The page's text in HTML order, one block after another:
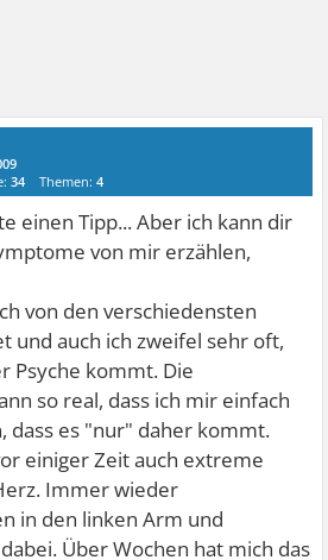
34 Themen:4
einen Tipp... Aber ich kann dir
von mir erzählen,
von den verschiedensten
und auch ich zweifel sehr oft,
Psyche kommt. Die
so real, dass ich mir einfach
dass es "nur" daher kommt.
einiger Zeit auch extreme
Immer wieder
in den linken Arm und
Über Wochen hat mich das